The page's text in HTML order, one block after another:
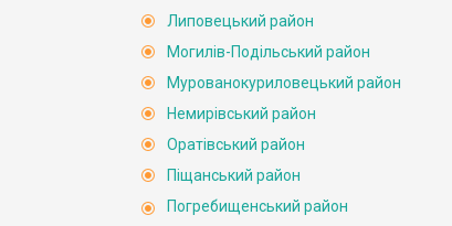
Липовецький район
Могилів-Подільський район
Мурованокуриловецький район
Немирівський район
Оратівський район
Піщанський район
Погребищенський район